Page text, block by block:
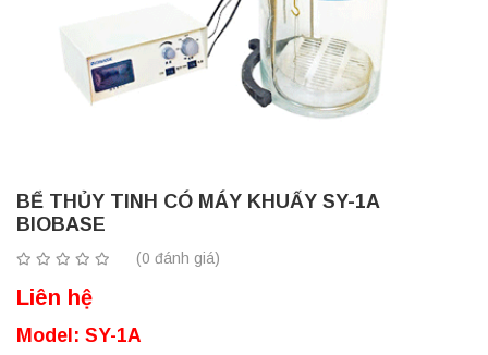
BỂ THỦY TINH CÓ MÁY KHUẤY SY-1A
BIOBASE
(0 đánh giá)
Liên hệ
Model: SY-1A